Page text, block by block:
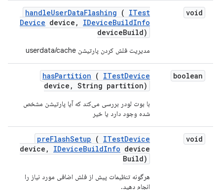
void
handleUserDataFlashing ( ITest
Device device , IDeviceBuildInfo
deviceBuild)
مدیریت فلش کردن پارتیشن userdata/cache
boolean
hasPartition ( ITestDevice
device , String partition)
با بوت لودر بررسی می‌کند که آیا پارتیشن مشخص
شده وجود دارد یا خیر
void
preFlashSetup ( ITestDevice
device , IDeviceBuildInfo device
Build)
هرگونه تنظیمات پیش از فلش اضافی مورد نیاز را
انجام دهید.